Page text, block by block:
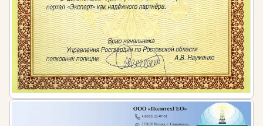
Проект Приказа Министерства труда и
социальной защиты РФ «Об утверждении
профессионального стандарта «Юрист»
(подготовлен Минтрудом России 27.03.2020г
Приказ Министерства образования и науки РФ
от 1 декабря 2016 г. N 1511 «Об утверждении
федерального государственного
образовательного стандарта высшего
образования по направлению подготовки
40.03.01 Юриспруденция (уровень